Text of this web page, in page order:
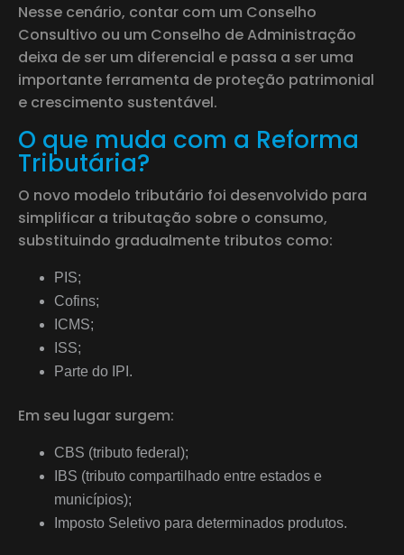
Nesse cenário, contar com um Conselho
Consultivo ou um Conselho de Administração
deixa de ser um diferencial e passa a ser uma
importante ferramenta de proteção patrimonial
e crescimento sustentável.
O que muda com a Reforma
Tributária?
O novo modelo tributário foi desenvolvido para
simplificar a tributação sobre o consumo,
substituindo gradualmente tributos como:
PIS;
Cofins;
ICMS;
ISS;
Parte do IPI.
Em seu lugar surgem:
CBS (tributo federal);
IBS (tributo compartilhado entre estados e
municípios);
Imposto Seletivo para determinados produtos.